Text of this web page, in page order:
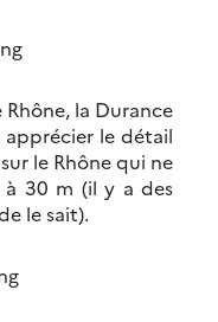
la Durance
le détail
le Rhône qui ne
à 30 m (il y a des
le sait).